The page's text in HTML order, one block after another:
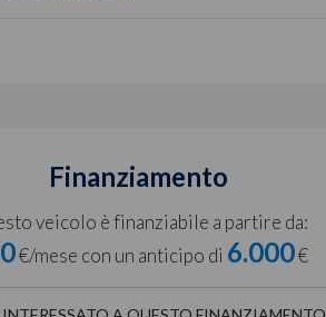
Finanziamento
veicolo è finanziabile a partire da:
€/mese con un anticipo di 6.000€